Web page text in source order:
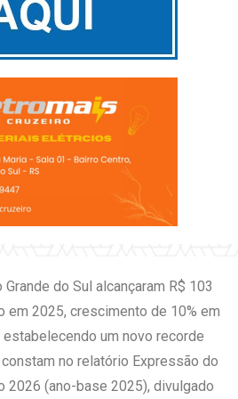
do Sul alcançaram R$ 103
em 2025, crescimento de 10% em
estabelecendo um novo recorde
no relatório Expressão do
2026 (ano-base 2025), divulgado